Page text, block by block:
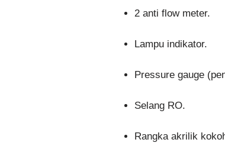
2 anti flow meter.
Lampu indikator.
Pressure gauge
Selang RO.
Rangka akrilik